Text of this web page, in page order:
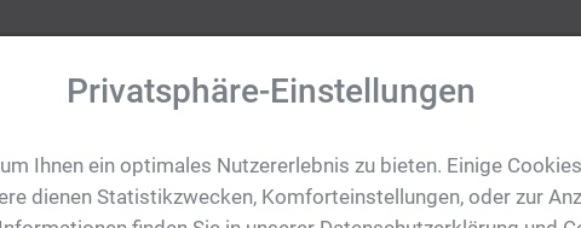
Ihre Eventanfrage Shop für CH/FL
Privatsphäre-Einstellungen
Ihnen ein optimales Nutzererlebnis zu bieten. Einige
dienen Statistikzwecken, Komforteinstellungen, oder zur